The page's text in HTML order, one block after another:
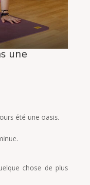
une
été une oasis.
chose de plus